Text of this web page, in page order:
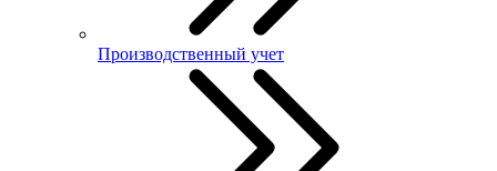
Производственный учет